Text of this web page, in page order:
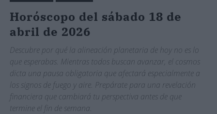
Horóscopo del sábado 18 de
abril de 2026
Descubre por qué la alineación planetaria de hoy no es lo
que esperabas. Mientras todos buscan avanzar, el cosmos
dicta una pausa obligatoria que afectará especialmente a
los signos de fuego y aire. Prepárate para una revelación
financiera que cambiará tu perspectiva antes de que
termine el fin de semana.